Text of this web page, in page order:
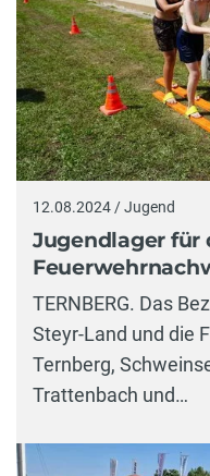
12.08.2024 / Jugend
Jugendlager für
TERNBERG. Das
Steyr-Land und die
Ternberg,
Trattenbach und…